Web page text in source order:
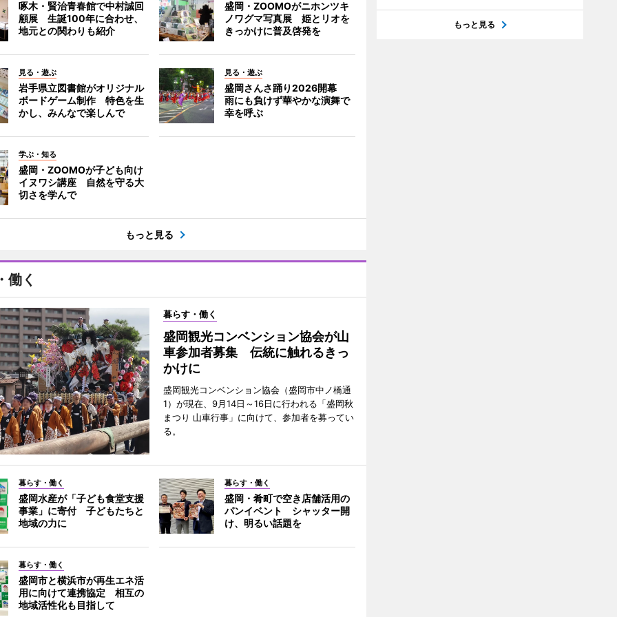
啄木・賢治青春館で中村誠回
顧展 生誕100年に合わせ、
地元との関わりも紹介
盛岡・ZOOMOがニホンツキ
ノワグマ写真展 姫とリオを
きっかけに普及啓発を
見る・遊ぶ
岩手県立図書館がオリジナル
ボードゲーム制作 特色を生
かし、みんなで楽しんで
見る・遊ぶ
盛岡さんさ踊り2026開幕
雨にも負けず華やかな演舞で
幸を呼ぶ
学ぶ・知る
盛岡・ZOOMOが子ども向け
イヌワシ講座 自然を守る大
切さを学んで
もっと見る
働く
暮らす・働く
盛岡観光コンベンション協会が山
車参加者募集 伝統に触れるきっ
かけに
盛岡観光コンベンション協会（盛岡市中ノ橋通
1）が現在、9月14日～16日に行われる「盛岡秋
まつり 山車行事」に向けて、参加者を募ってい
る。
暮らす・働く
盛岡水産が「子ども食堂支援
事業」に寄付 子どもたちと
地域の力に
暮らす・働く
盛岡・肴町で空き店舗活用の
パンイベント シャッター開
け、明るい話題を
暮らす・働く
盛岡市と横浜市が再生エネ活
用に向けて連携協定 相互の
地域活性化も目指して
もっと見る